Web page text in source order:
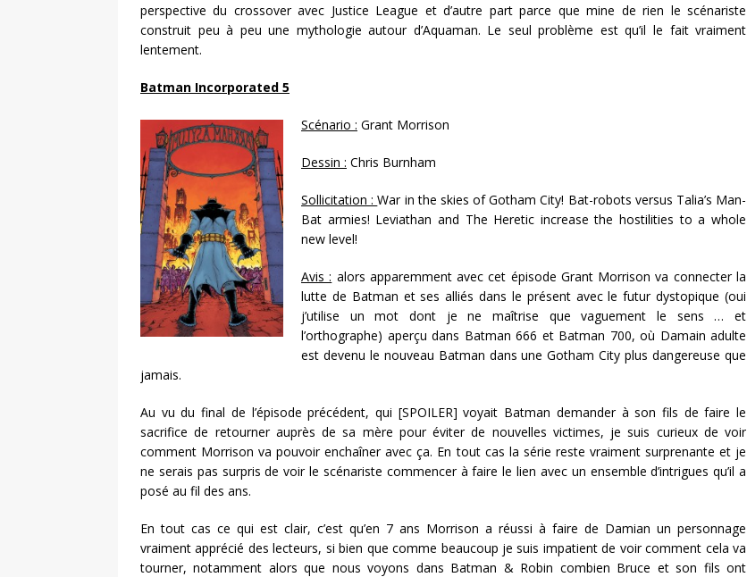
perspective du crossover avec Justice League et d’autre part parce que mine de rien le scénariste
construit peu à peu une mythologie autour d’Aquaman. Le seul problème est qu’il le fait vraiment
lentement.
Batman Incorporated 5
Scénario : Grant Morrison
Dessin : Chris Burnham
Sollicitation :War in the skies of Gotham City! Bat-robots versus Talia’s Man-
Bat armies! Leviathan and The Heretic increase the hostilities to a whole
new level!
Avis : alors apparemment avec cet épisode Grant Morrison va connecter la
lutte de Batman et ses alliés dans le présent avec le futur dystopique (oui
j’utilise un mot dont je ne maîtrise que vaguement le sens … et
l’orthographe) aperçu dans Batman 666 et Batman 700, où Damain adulte
est devenu le nouveau Batman dans une Gotham City plus dangereuse que
jamais.
Au vu du final de l’épisode précédent, qui [SPOILER] voyait Batman demander à son fils de faire le
sacrifice de retourner auprès de sa mère pour éviter de nouvelles victimes, je suis curieux de voir
comment Morrison va pouvoir enchaîner avec ça. En tout cas la série reste vraiment surprenante et je
ne serais pas surpris de voir le scénariste commencer à faire le lien avec un ensemble d’intrigues qu’il a
posé au fil des ans.
En tout cas ce qui est clair, c’est qu’en 7 ans Morrison a réussi à faire de Damian un personnage
vraiment apprécié des lecteurs, si bien que comme beaucoup je suis impatient de voir comment cela va
tourner, notamment alors que nous voyons dans Batman & Robin combien Bruce et son fils ont